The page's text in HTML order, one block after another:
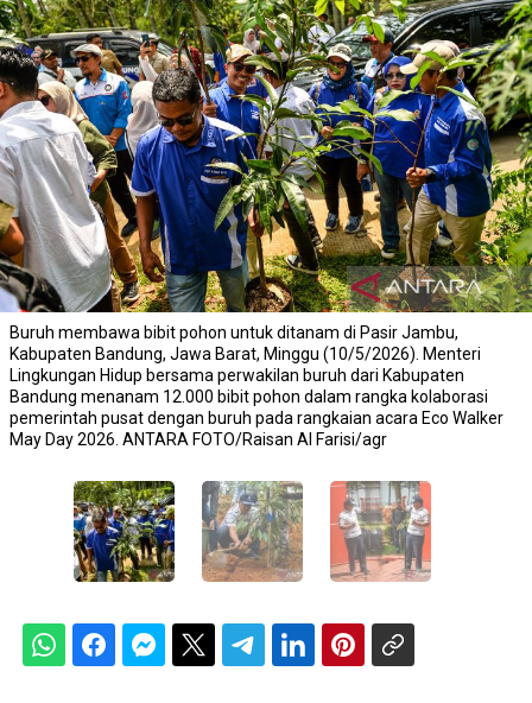
Buruh membawa bibit pohon untuk ditanam di Pasir Jambu,
Kabupaten Bandung, Jawa Barat, Minggu (10/5/2026). Menteri
Lingkungan Hidup bersama perwakilan buruh dari Kabupaten
Bandung menanam 12.000 bibit pohon dalam rangka kolaborasi
pemerintah pusat dengan buruh pada rangkaian acara Eco Walker
May Day 2026. ANTARA FOTO/Raisan Al Farisi/agr